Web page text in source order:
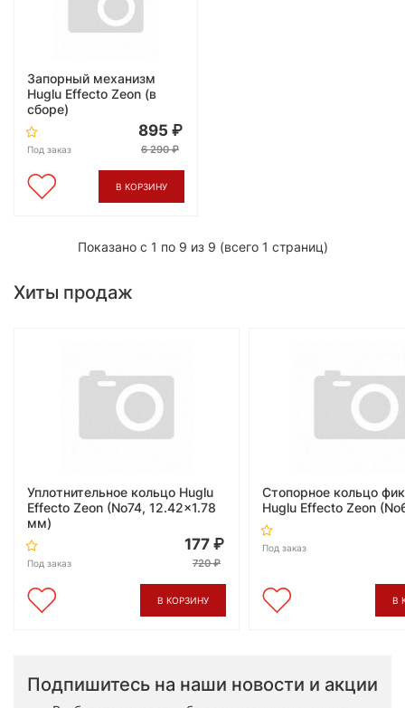
Запорный механизм
Huglu Effecto Zeon (в
сборе)
Под заказ
895
6 290
В КОРЗИНУ
Показано с 1 по 9 из 9 (всего 1 страниц)
Хиты продаж
Уплотнительное кольцо Huglu
Effecto Zeon (No74, 12.42x1.78
мм)
Под заказ
177
720
В КОРЗИНУ
Стопорное кольцо
Huglu Effecto Zeon
Под заказ
В
Подпишитесь на наши новости и акции